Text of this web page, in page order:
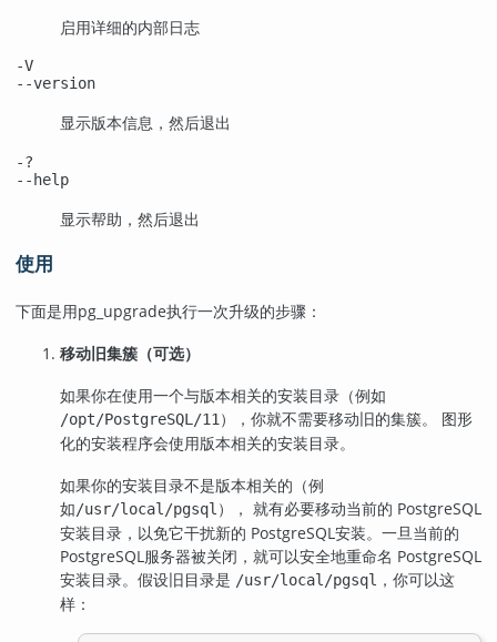
启用详细的内部日志
-V
--version
显示版本信息，然后退出
-?
--help
显示帮助，然后退出
使用
下面是用pg_upgrade执行一次升级的步骤：
移动旧集簇（可选）
如果你在使用一个与版本相关的安装目录（例如
/opt/PostgreSQL/11 ），你就不需要移动旧的集簇。 图形
化的安装程序会使用版本相关的安装目录。
如果你的安装目录不是版本相关的（例
如/usr/local/pgsql ）， 就有必要移动当前的 PostgreSQL
安装目录，以免它干扰新的 PostgreSQL 安装。一旦当前的
PostgreSQL 服务器被关闭，就可以安全地重命名 PostgreSQL
安装目录。假设旧目录是 /usr/local/pgsql ，你可以这
样：